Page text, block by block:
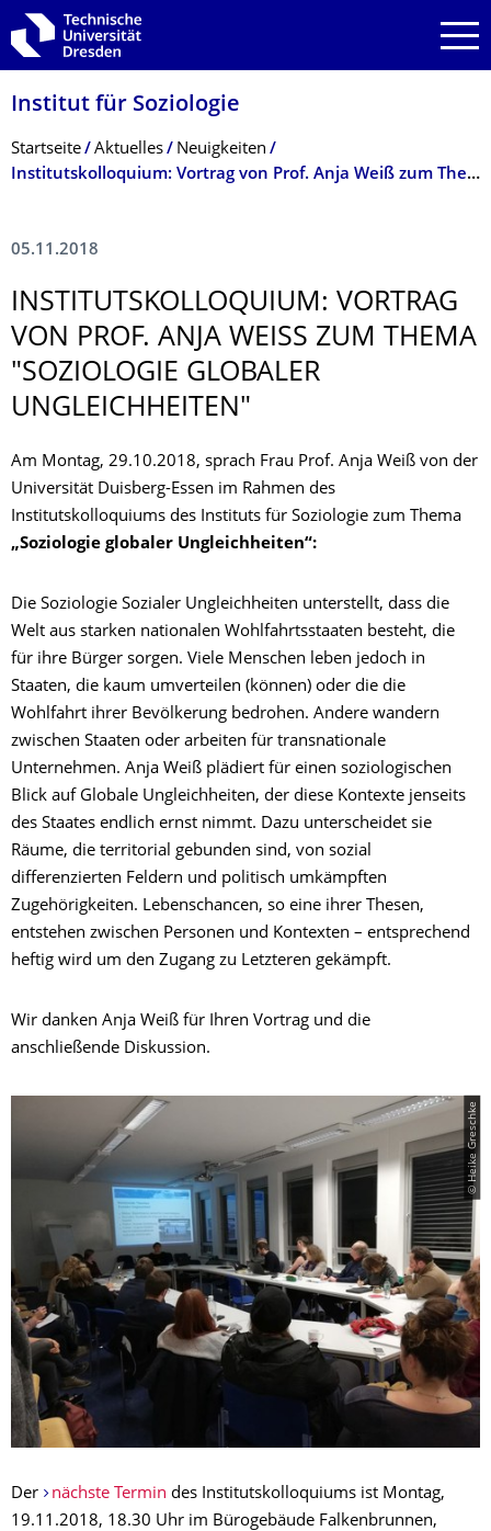
Zur Hauptnavigation springen
Zur Suche springen
Zum Inhalt springen
Institut für Soziologie
Breadcrumb-Menü
Startseite Aktuelles
Neuigkeiten
Institutskolloquium: Vortrag von Prof. Anja Weiß zum Thema "Soziologie globaler Ungleichheiten"
05.11.2018
INSTITUTSKOLLO­QUIUM: VORTRAG
VON PROF. ANJA WEISS ZUM THEMA "
SOZIOLOGIE GLOBALER U
NGLEICHHEITEN"
Am Montag, 29.10.2018, sprach Frau Prof. Anja Weiß von der
Universität Duisberg-Essen im Rahmen des
Institutskolloquiums des Instituts für Soziologie zum Thema
„Soziologie globaler Ungleichheiten“:
Die Soziologie Sozialer Ungleichheiten unterstellt, dass die
Welt aus starken nationalen Wohlfahrtsstaaten besteht, die
für ihre Bürger sorgen. Viele Menschen leben jedoch in
Staaten, die kaum umverteilen (können) oder die die
Wohlfahrt ihrer Bevölkerung bedrohen. Andere wandern
zwischen Staaten oder arbeiten für transnationale
Unternehmen. Anja Weiß plädiert für einen soziologischen
Blick auf Globale Ungleichheiten, der diese Kontexte jenseits
des Staates endlich ernst nimmt. Dazu unterscheidet sie
Räume, die territorial gebunden sind, von sozial
differenzierten Feldern und politisch umkämpften
Zugehörigkeiten. Lebenschancen, so eine ihrer Thesen,
entstehen zwischen Personen und Kontexten – entsprechend
heftig wird um den Zugang zu Letzteren gekämpft.
Wir danken Anja Weiß für Ihren Vortrag und die
anschließende Diskussion.
© Heike Greschke
Der nächste Termin des Institutskolloquiums ist Montag,
19.11.2018, 18.30 Uhr im Bürogebäude Falkenbrunnen,